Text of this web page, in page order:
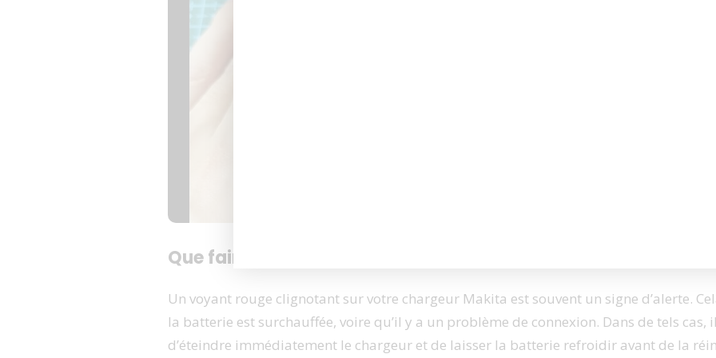
Que faire si le voyant clignote en rouge ?
Un voyant rouge clignotant sur votre chargeur Makita est souvent un signe d’alerte.
la batterie est surchauffée, voire qu’il y a un problème de connexion. Dans de tels cas,
d’éteindre immédiatement le chargeur et de laisser la batterie refroidir avant de la